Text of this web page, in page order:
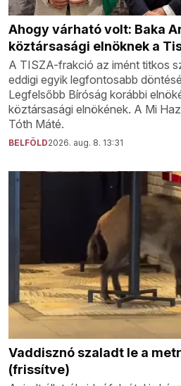
Ahogy várható volt: Baka
köztársasági elnöknek a
A TISZA-frakció az imént titkos
eddigi egyik legfontosabb
Legfelsőbb Bíróság korábbi
köztársasági elnökének. A Mi
Tóth Máté.
BELFÖLD2026. aug. 8. 13:31
Vaddisznó szaladt le a
(frissítve)